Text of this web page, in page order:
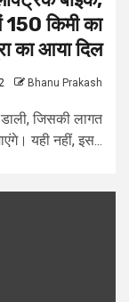
किमी का
का आया दिल
Bhanu Prakash
जिसकी लागत
यही नहीं, इस...